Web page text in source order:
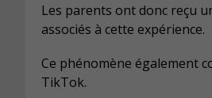
Les parents ont donc reçu
associés à cette expérience.
Ce phénomène également
TikTok.